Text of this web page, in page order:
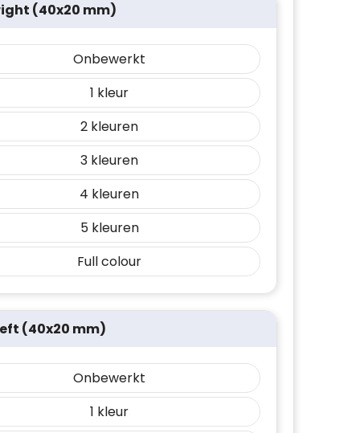
(40x20 mm)
Onbewerkt
1
2
3
4
5
Full colour
(40x20 mm)
Onbewerkt
1